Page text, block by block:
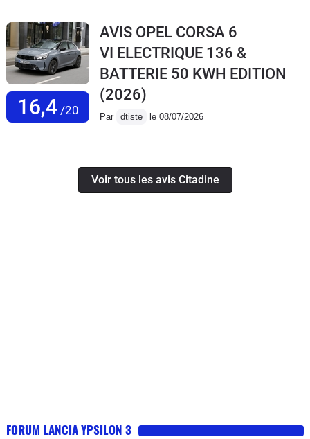
16,4/20
AVIS OPEL CORSA 6
VI ELECTRIQUE 136 &
BATTERIE 50 KWH EDITION
(2026)
Par dtiste le 08/07/2026
Voir tous les avis Citadine
FORUM LANCIA YPSILON 3